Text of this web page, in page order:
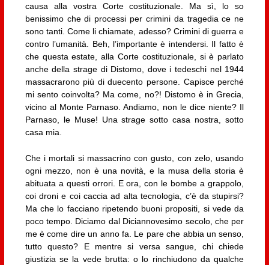
causa alla vostra Corte costituzionale. Ma sì, lo so
benissimo che di processi per crimini da tragedia ce ne
sono tanti. Come li chiamate, adesso? Crimini di guerra e
contro l’umanità. Beh, l’importante è intendersi. Il fatto è
che questa estate, alla Corte costituzionale, si è parlato
anche della strage di Distomo, dove i tedeschi nel 1944
massacrarono più di duecento persone. Capisce perché
mi sento coinvolta? Ma come, no?! Distomo è in Grecia,
vicino al Monte Parnaso. Andiamo, non le dice niente? Il
Parnaso, le Muse! Una strage sotto casa nostra, sotto
casa mia.
Che i mortali si massacrino con gusto, con zelo, usando
ogni mezzo, non è una novità, e la musa della storia è
abituata a questi orrori. E ora, con le bombe a grappolo,
coi droni e coi caccia ad alta tecnologia, c’è da stupirsi?
Ma che lo facciano ripetendo buoni propositi, si vede da
poco tempo. Diciamo dal Diciannovesimo secolo, che per
me è come dire un anno fa. Le pare che abbia un senso,
tutto questo? E mentre si versa sangue, chi chiede
giustizia se la vede brutta: o lo rinchiudono da qualche